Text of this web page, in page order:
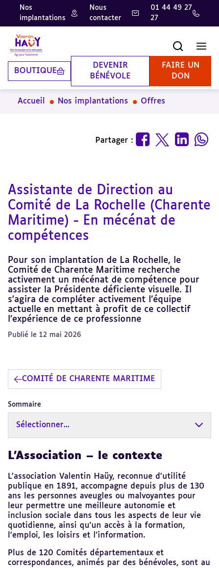
Aller
contenu
principal
Aller
pied
de
page
Aller
la
recherche
Nos
implantations
Nous
contacter
01 44 49 27
27
BOUTIQUE
DEVENIR
BÉNÉVOLE
FAIRE UN
DON
Accueil Nos implantations Offres
Partager :
Assistante de Direction au
Comité de La Rochelle (Charente
Maritime) - En mécénat de
compétences
Pour son implantation de La Rochelle, le
Comité de Charente Maritime recherche
activement un mécénat de compétence pour
assister la Présidente déficiente visuelle. Il
s’agira de compléter activement l’équipe
actuelle en mettant à profit de ce collectif
l’expérience de ce professionne
Publié le 12 mai 2026
COMITÉ DE CHARENTE MARITIME
Sommaire
Sélectionner...
L’Association – le contexte
L’association Valentin Haüy, reconnue d'utilité
publique en 1891, accompagne depuis plus de 130
ans les personnes aveugles ou malvoyantes pour
leur permettre une meilleure autonomie et
inclusion sociale dans tous les aspects de leur vie
quotidienne, ainsi qu’un accès à la formation,
l’emploi, les loisirs et l’information.
Plus de 120 Comités départementaux et
correspondances, animés par des bénévoles, sont au
Revenir
sommaire